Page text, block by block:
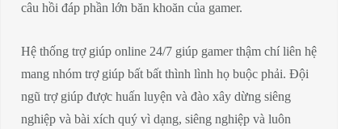
câu hồi đáp phần lớn băn khoăn của gamer.
Hệ thống trợ giúp online 24/7 giúp gamer thậm chí liên hệ
mang nhóm trợ giúp bất bất thình lình họ buộc phải. Đội
ngũ trợ giúp được huấn luyện và đào xây dừng siêng
nghiệp và bài xích quý vì dạng, siêng nghiệp và luôn